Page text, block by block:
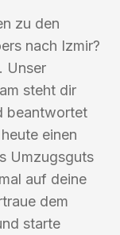
zu den
nach Izmir?
Unser
steht dir
beantwortet
einen
Umzugsguts
auf deine
dem
starte